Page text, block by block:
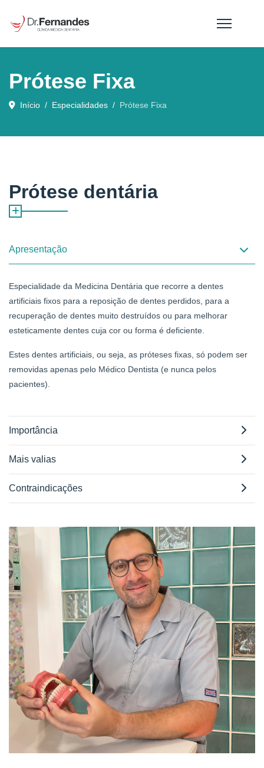
Prótese Fixa
Início Especialidades Prótese Fixa
Prótese dentária
Apresentação
Especialidade da Medicina Dentária que recorre a dentes
artificiais fixos para a reposição de dentes perdidos, para a
recuperação de dentes muito destruídos ou para melhorar
esteticamente dentes cuja cor ou forma é deficiente.
Estes dentes artificiais, ou seja, as próteses fixas, só podem ser
removidas apenas pelo Médico Dentista (e nunca pelos
pacientes).
Importância
Mais valias
Contraindicações